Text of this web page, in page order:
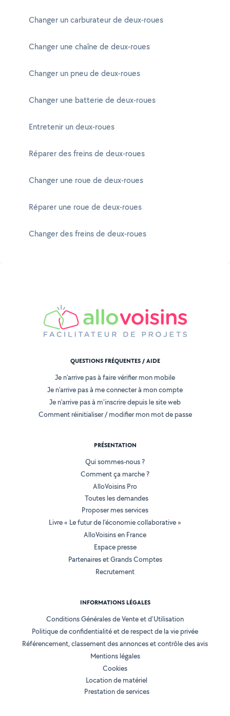
Changer un carburateur de deux-roues
Changer une chaîne de deux-roues
Changer un pneu de deux-roues
Changer une batterie de deux-roues
Entretenir un deux-roues
Réparer des freins de deux-roues
Changer une roue de deux-roues
Réparer une roue de deux-roues
Changer des freins de deux-roues
QUESTIONS FRÉQUENTES / AIDE
Je n'arrive pas à faire vérifier mon mobile
Je n'arrive pas à me connecter à mon compte
Je n'arrive pas à m'inscrire depuis le site web
Comment réinitialiser / modifier mon mot de passe
PRÉSENTATION
Qui sommes-nous ?
Comment ça marche ?
AlloVoisins Pro
Toutes les demandes
Proposer mes services
Livre « Le futur de l'économie collaborative »
AlloVoisins en France
Espace presse
Partenaires et Grands Comptes
Recrutement
INFORMATIONS LÉGALES
Conditions Générales de Vente et d'Utilisation
Politique de confidentialité et de respect de la vie privée
Référencement, classement des annonces et contrôle des avis
Mentions légales
Cookies
Location de matériel
Prestation de services